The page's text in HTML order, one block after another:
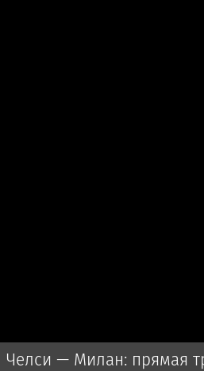
Челси — Милан: прямая